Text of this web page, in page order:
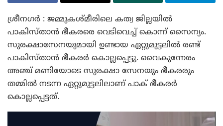
ശ്രീനഗർ : ജമ്മുകശ്മീരിലെ കത്വ ജില്ലയിൽ
പാകിസ്താൻ ഭീകരരെ വെടിവെച്ച് കൊന്ന് സൈന്യം.
സുരക്ഷാസേനയുമായി ഉണ്ടായ ഏറ്റുമുട്ടലിൽ രണ്ട്
പാകിസ്താൻ ഭീകരർ കൊല്ലപ്പെട്ടു. വൈകുന്നേരം
അഞ്ച് മണിയോടെ സുരക്ഷാ സേനയും ഭീകരരും
തമ്മിൽ നടന്ന ഏറ്റുമുട്ടലിലാണ് പാക് ഭീകരർ
കൊല്ലപ്പെട്ടത്.